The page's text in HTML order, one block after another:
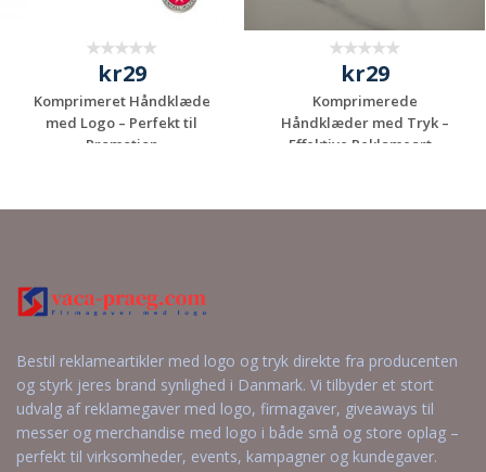
kr29
Komprimeret Håndklæde
med Logo – Perfekt til
Promotion
tilbud
kr29
Komprimerede
Håndklæder med Tryk –
Effektive Reklameart...
tilbud
Bestil reklameartikler med logo og tryk direkte fra producenten
og styrk jeres brand synlighed i Danmark. Vi tilbyder et stort
udvalg af reklamegaver med logo, firmagaver, giveaways til
messer og merchandise med logo i både små og store oplag –
perfekt til virksomheder, events, kampagner og kundegaver.